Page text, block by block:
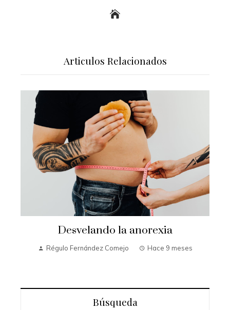
Articulos Relacionados
Desvelando la anorexia
Régulo Fernández Comejo Hace 9 meses
Búsqueda